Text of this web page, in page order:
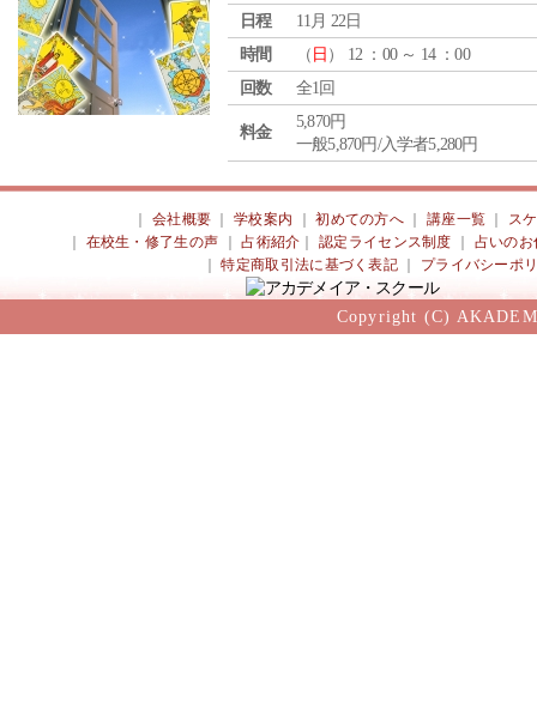
日程
11月 22日
時間
（ 日 ） 12 ：00 ～ 14 ：00
回数
全1回
料金
5,870円
一般5,870円/入学者5,280円
会社概要 ｜学校案内 ｜初めての方へ 講座一覧
ス
在校生・修了生の声 ｜占術紹介 ｜認定ライセンス制度
占いのお
｜特定商取引法に基づく表記 プライバシーポ
Copyright (C)